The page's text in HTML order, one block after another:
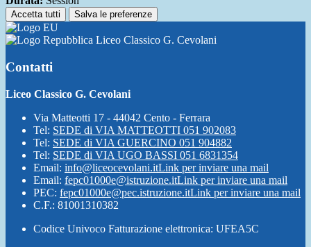
Accetta tutti Salva le preferenze
Liceo Classico G. Cevolani
Contatti
Liceo Classico G. Cevolani
Via Matteotti 17 - 44042 Cento - Ferrara
Tel: SEDE di VIA MATTEOTTI 051 902083
Tel: SEDE di VIA GUERCINO 051 904882
Tel: SEDE di VIA UGO BASSI 051 6831354
Email: info@liceocevolani.itLink per inviare una mail
Email: fepc01000e@istruzione.itLink per inviare una mail
PEC: fepc01000e@pec.istruzione.itLink per inviare una mail
C.F.: 81001310382
Codice Univoco Fatturazione elettronica: UFEA5C